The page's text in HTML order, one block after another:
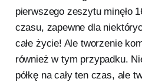
pierwszego zeszytu minęło
czasu, zapewne dla
całe życie! Ale tworzenie
również w tym przypadku.
półkę na cały ten czas, ale